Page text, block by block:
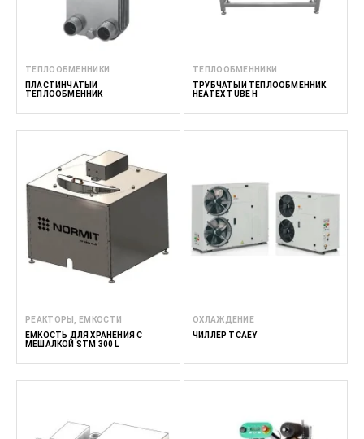
ТЕПЛООБМЕННИКИ
ПЛАСТИНЧАТЫЙ
ТЕПЛООБМЕННИК
ТЕПЛООБМЕННИКИ
ТРУБЧАТЫЙ ТЕПЛООБМЕННИК
HEATEX TUBE H
РЕАКТОРЫ, ЕМКОСТИ
ЁМКОСТЬ ДЛЯ ХРАНЕНИЯ С
МЕШАЛКОЙ STM 300 L
ОХЛАЖДЕНИЕ
ЧИЛЛЕР TCAEY